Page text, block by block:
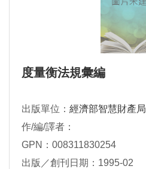
度量衡法規彙編
出版單位： 經濟部智慧財產局
作/編/譯者：
GPN：008311830254
出版／創刊日期：1995-02